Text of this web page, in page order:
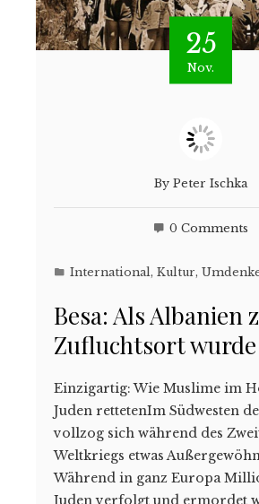
25
Nov.
By Peter Ischka
0 Comments
International, Kultur,
Besa: Als Albanien
Zufluchtsort wurde
Einzigartig: Wie Muslime im
Juden rettetenIm Südwesten
vollzog sich während des
Weltkriegs etwas
Während in ganz Europa
Juden verfolgt und ermordet